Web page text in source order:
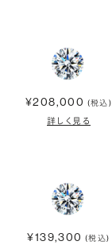
¥208,000 (税込)
詳しく見る
¥139,300 (税込)